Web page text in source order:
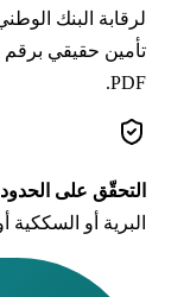
حقيقي برقم رخصة
على الحدود :
أو السككية أو